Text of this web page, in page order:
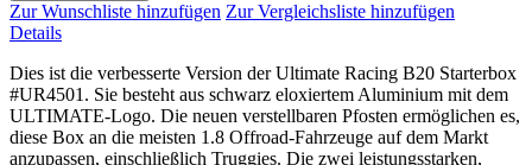
Zur Wunschliste hinzufügen Zur Vergleichsliste hinzufügen
Details
Dies ist die verbesserte Version der Ultimate Racing B20 Starterbox
#UR4501. Sie besteht aus schwarz eloxiertem Aluminium mit dem
ULTIMATE-Logo. Die neuen verstellbaren Pfosten ermöglichen es,
diese Box an die meisten 1.8 Offroad-Fahrzeuge auf dem Markt
anzupassen, einschließlich Truggies. Die zwei leistungsstarken,